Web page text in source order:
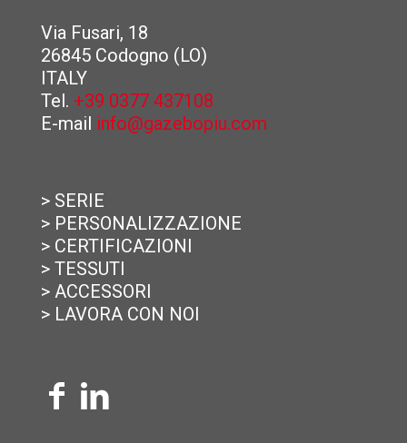
Via Fusari, 18
26845 Codogno (LO)
ITALY
Tel. +39 0377 437108
E-mail info@gazebopiu.com
> SERIE
> PERSONALIZZAZIONE
> CERTIFICAZIONI
> TESSUTI
> ACCESSORI
> LAVORA CON NOI